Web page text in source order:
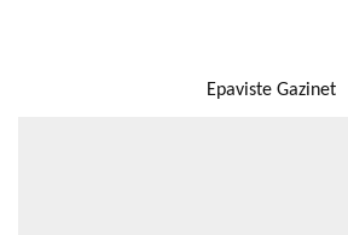
Epaviste Gazinet